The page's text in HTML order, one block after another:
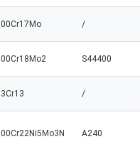
00Cr17Mo /
00Cr18Mo2 S44400
3Cr13 /
00Cr22Ni5Mo3N A240